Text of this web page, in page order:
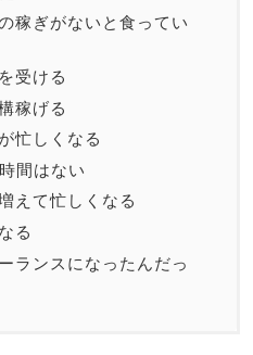
稼ぎがないと食ってい
受ける
稼げる
忙しくなる
間はない
えて忙しくなる
る
ランスになったんだっ